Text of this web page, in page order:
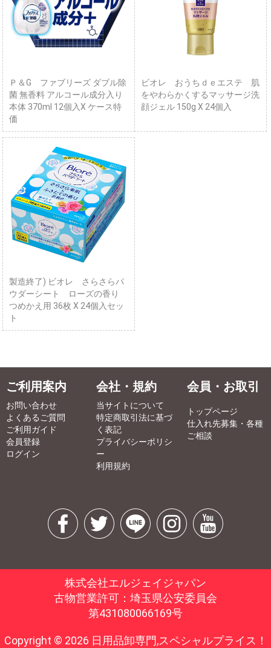
Ｐ＆G ファブリーズ ダブル除
菌 無香料 アルコール成分入り
本体 370ml 12個入X ケース特
価
ビオレ おうちｄｅエステ 肌
をやわらかくするマッサージ洗
顔ジェル 150g X 24個入
製造終了) ビオレ さらさらパ
ウダーシート ローズの香り
つめかえ用 36枚 X 24個入セッ
ト
ご利用案内
お問い合わせ
よくあるご質問
ご利用ガイド
会員登録
ログイン
会社・規約
当サイトについて
特定商取引法に基づ
く表記
プライバシーポリシ
ー
利用規約
会員・お取引
トップページ
仕入れ先募集・各種
ご相談
株式会社エルジェイジャパン
古物営業許可：埼玉県公安委員会
第431080066169号
Copyright © 2026 日用品卸専門,スペシャルプライス！